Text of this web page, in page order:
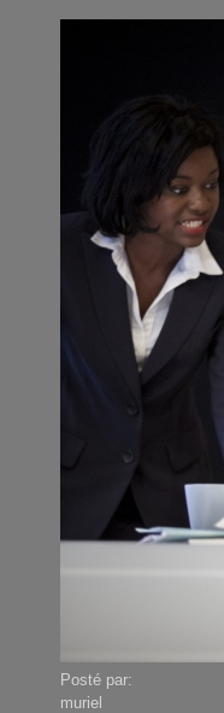
Posté par:
muriel